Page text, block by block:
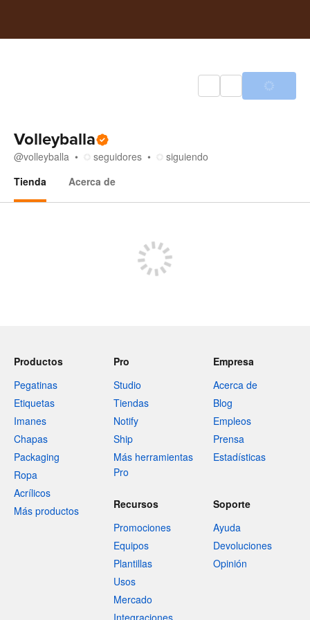
Volleyballa
@volleyballa seguidores
siguiendo
Tienda
Acerca de
Productos
Pegatinas
Etiquetas
Imanes
Chapas
Packaging
Ropa
Acrílicos
Más productos
Pro
Studio
Tiendas
Notify
Ship
Más herramientas
Pro
Empresa
Acerca de
Blog
Empleos
Prensa
Estadísticas
Recursos
Promociones
Equipos
Plantillas
Usos
Mercado
Integraciones
Soporte
Ayuda
Devoluciones
Opinión